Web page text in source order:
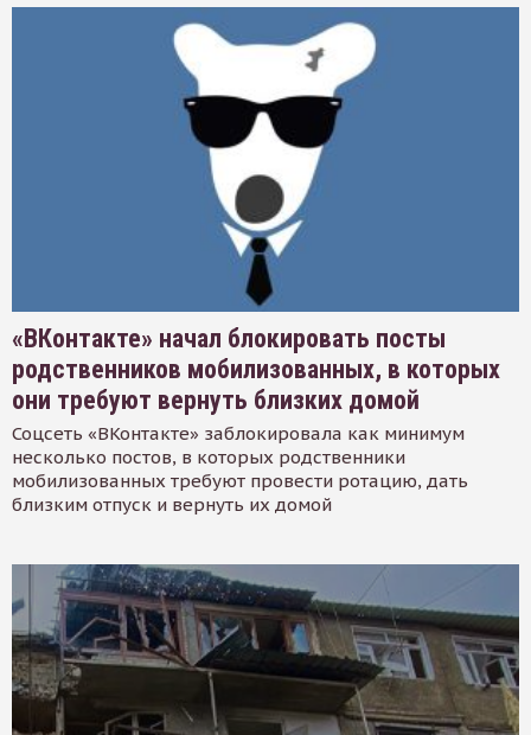
«ВКонтакте» начал блокировать посты
родственников мобилизованных, в которых
они требуют вернуть близких домой
Соцсеть «ВКонтакте» заблокировала как минимум
несколько постов, в которых родственники
мобилизованных требуют провести ротацию, дать
близким отпуск и вернуть их домой